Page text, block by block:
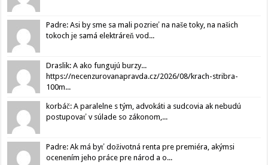
Padre: Asi by sme sa mali pozrieť na naše toky, na našich
tokoch je samá elektráreň vod...
Draslik: A ako fungujú burzy...
https://necenzurovanapravda.cz/2026/08/krach-stribra-
100m...
korbáč: A paralelne s tým, advokáti a sudcovia ak nebudú
postupovať v súlade so zákonom,...
Padre: Ak má byť doživotná renta pre premiéra, akýmsi
ocenením jeho práce pre národ a o...